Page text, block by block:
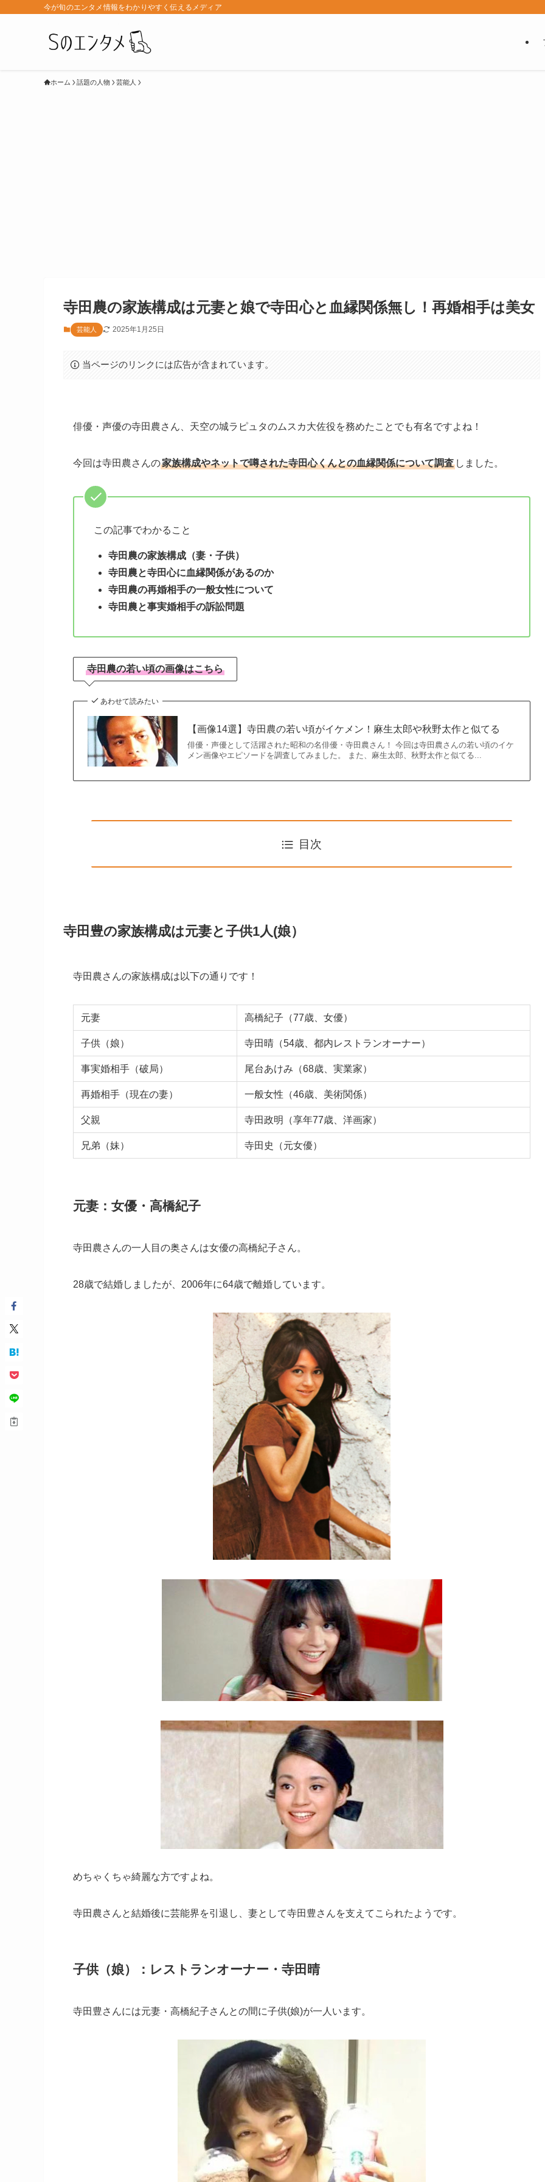
今が旬のエンタメ情報をわかりやすく伝えるメディア
ホーム 話題の人物 芸能人
寺田農の家族構成は元妻と娘で寺田心と血縁関係無し！再婚相手は美女
芸能人 2025年1月25日
当ページのリンクには広告が含まれています。
俳優・声優の寺田農さん、天空の城ラピュタのムスカ大佐役を務めたことでも有名ですよね！
今回は寺田農さんの家族構成やネットで噂された寺田心くんとの血縁関係について調査 しました。
この記事でわかること
寺田農の家族構成（妻・子供）
寺田農と寺田心に血縁関係があるのか
寺田農の再婚相手の一般女性について
寺田農と事実婚相手の訴訟問題
寺田農の若い頃の画像はこちら
あわせて読みたい
【画像14選】寺田農の若い頃がイケメン！麻生太郎や秋野太作と似てる
俳優・声優として活躍された昭和の名俳優・寺田農さん！ 今回は寺田農さんの若い頃のイケ
メン画像やエピソードを調査してみました。 また、麻生太郎、秋野太作と似てる...
目次
寺田豊の家族構成は元妻と子供1人(娘）
寺田農さんの家族構成は以下の通りです！
元妻 高橋紀子（77歳、女優）
子供（娘） 寺田晴（54歳、都内レストランオーナー）
事実婚相手（破局） 尾台あけみ（68歳、実業家）
再婚相手（現在の妻） 一般女性（46歳、美術関係）
父親 寺田政明（享年77歳、洋画家）
兄弟（妹） 寺田史（元女優）
元妻：女優・高橋紀子
寺田農さんの一人目の奥さんは女優の高橋紀子さん。
28歳で結婚しましたが、2006年に64歳で離婚しています。
めちゃくちゃ綺麗な方ですよね。
寺田農さんと結婚後に芸能界を引退し、妻として寺田豊さんを支えてこられたようです。
子供（娘）：レストランオーナー・寺田晴
寺田豊さんには元妻・高橋紀子さんとの間に子供(娘)が一人います。